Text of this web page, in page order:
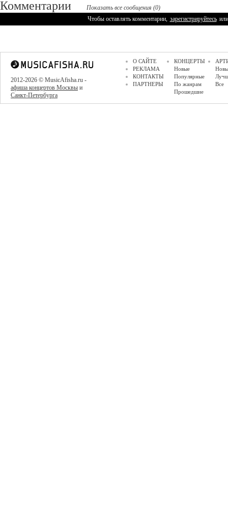
Комментарии
Показать все сообщения (0)
Чтобы оставлять комментарии, зарегистрируйтесь или
2012-2026 © MusicAfisha.ru -
афиша концертов Москвы и
Санкт-Петербурга
О САЙТЕ
РЕКЛАМА
КОНТАКТЫ
ПАРТНЕРЫ
КОНЦЕРТЫ
Новые
Популярные
По жанрам
Прошедшие
Все